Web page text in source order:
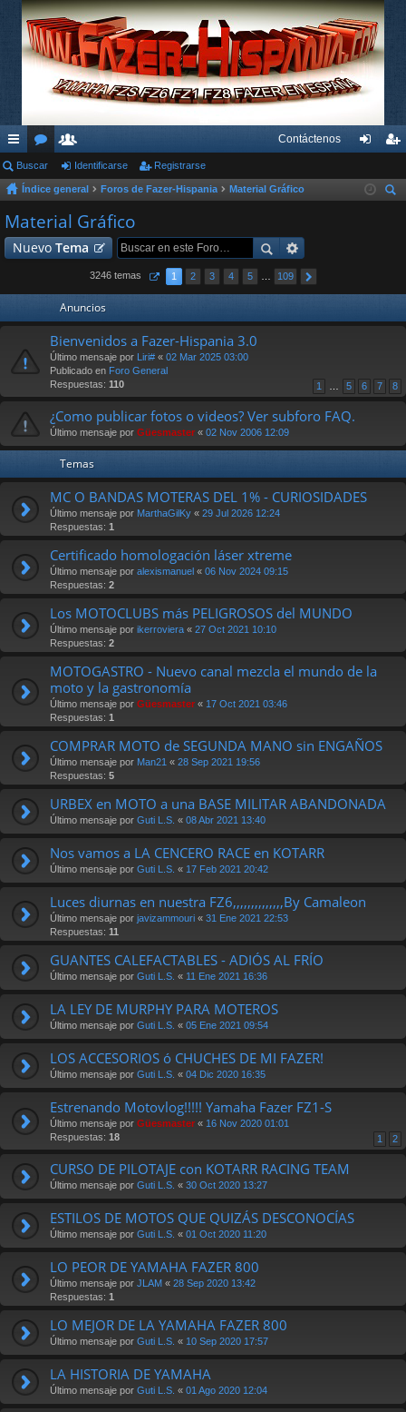
nl
ac
es
rá
or
os
su
ari
os
Contáctenos
nti ist
Buscar Identificarse Registrarse
Índice general Foros de Fazer-Hispania
Material Gráfico
Material Gráfico
Nuevo Tema
3246 temas 1 2 3 4 5 109
Anuncios
Bienvenidos a Fazer-Hispania 3.0
Último mensaje por Liri# « 02 Mar 2025 03:00
Publicado en Foro General
Respuestas: 110 1 5 6 7 8
¿Como publicar fotos o videos? Ver subforo FAQ.
Último mensaje por Güesmaster « 02 Nov 2006 12:09
Temas
MC O BANDAS MOTERAS DEL 1% - CURIOSIDADES
Último mensaje por MarthaGilKy « 29 Jul 2026 12:24
Respuestas: 1
Certificado homologación láser xtreme
Último mensaje por alexismanuel « 06 Nov 2024 09:15
Respuestas: 2
Los MOTOCLUBS más PELIGROSOS del MUNDO
Último mensaje por ikerroviera « 27 Oct 2021 10:10
Respuestas: 2
MOTOGASTRO - Nuevo canal mezcla el mundo de la
moto y la gastronomía
Último mensaje por Güesmaster « 17 Oct 2021 03:46
Respuestas: 1
COMPRAR MOTO de SEGUNDA MANO sin ENGAÑOS
Último mensaje por Man21 « 28 Sep 2021 19:56
Respuestas: 5
URBEX en MOTO a una BASE MILITAR ABANDONADA
Último mensaje por Guti L.S. « 08 Abr 2021 13:40
Nos vamos a LA CENCERO RACE en KOTARR
Último mensaje por Guti L.S. « 17 Feb 2021 20:42
Luces diurnas en nuestra FZ6,,,,,,,,,,,,,,By Camaleon
Último mensaje por javizammouri « 31 Ene 2021 22:53
Respuestas: 11
GUANTES CALEFACTABLES - ADIÓS AL FRÍO
Último mensaje por Guti L.S. « 11 Ene 2021 16:36
LA LEY DE MURPHY PARA MOTEROS
Último mensaje por Guti L.S. « 05 Ene 2021 09:54
LOS ACCESORIOS ó CHUCHES DE MI FAZER!
Último mensaje por Guti L.S. « 04 Dic 2020 16:35
Estrenando Motovlog!!!!! Yamaha Fazer FZ1-S
Último mensaje por Güesmaster « 16 Nov 2020 01:01
Respuestas: 18 1 2
CURSO DE PILOTAJE con KOTARR RACING TEAM
Último mensaje por Guti L.S. « 30 Oct 2020 13:27
ESTILOS DE MOTOS QUE QUIZÁS DESCONOCÍAS
Último mensaje por Guti L.S. « 01 Oct 2020 11:20
LO PEOR DE YAMAHA FAZER 800
Último mensaje por JLAM « 28 Sep 2020 13:42
Respuestas: 1
LO MEJOR DE LA YAMAHA FAZER 800
Último mensaje por Guti L.S. « 10 Sep 2020 17:57
LA HISTORIA DE YAMAHA
Último mensaje por Guti L.S. « 01 Ago 2020 12:04